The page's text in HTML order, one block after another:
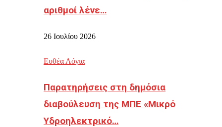
αριθμοί λένε…
26 Ιουλίου 2026
Ευθέα Λόγια
Παρατηρήσεις στη δημόσια
διαβούλευση της ΜΠΕ «Μικρό
Υδροηλεκτρικό…